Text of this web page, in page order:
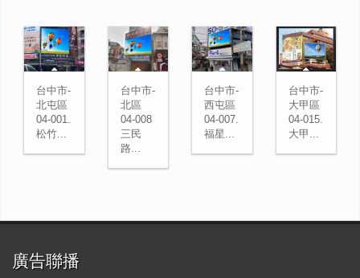
台中市-
北屯區
04-001.
松竹...
台中市-
北區
04-008
三民
路...
台中市-
西屯區
04-007.
福星...
台中市-
大甲區
04-015.
大甲...
廣告聯播